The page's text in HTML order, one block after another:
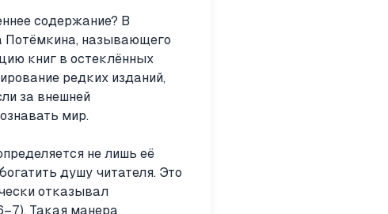
содержание? В
Потёмкина, называющего
книг в остеклённых
редких изданий,
за внешней
мир.
не лишь её
душу читателя. Это
отказывал
Такая манера